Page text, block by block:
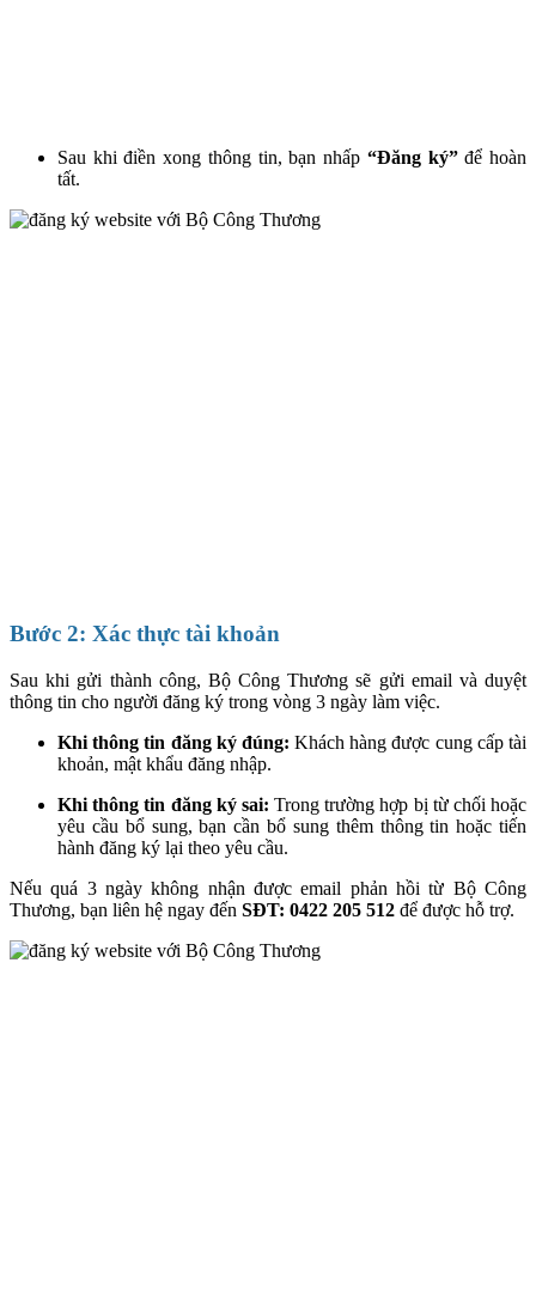
Sau khi điền xong thông tin, bạn nhấp “Đăng ký”để hoàn
tất.
Bước 2: Xác thực tài khoản
Sau khi gửi thành công, Bộ Công Thương sẽ gửi email và duyệt
thông tin cho người đăng ký trong vòng 3 ngày làm việc.
Khi thông tin đăng ký đúng: Khách hàng được cung cấp tài
khoản, mật khẩu đăng nhập.
Khi thông tin đăng ký sai: Trong trường hợp bị từ chối hoặc
yêu cầu bổ sung, bạn cần bổ sung thêm thông tin hoặc tiến
hành đăng ký lại theo yêu cầu.
Nếu quá 3 ngày không nhận được email phản hồi từ Bộ Công
Thương, bạn liên hệ ngay đến SĐT: 0422 205 512 để được hỗ trợ.